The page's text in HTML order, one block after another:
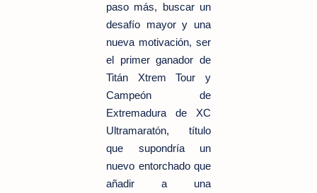
paso más, buscar un
desafío mayor y una
nueva motivación, ser
el primer ganador de
Titán Xtrem Tour y
Campeón de
Extremadura de XC
Ultramaratón, título
que supondría un
nuevo entorchado que
añadir a una